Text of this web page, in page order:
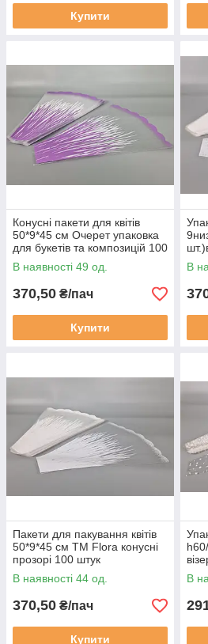
Купити
Конусні пакети для квітів
50*9*45 см Очерет упаковка
для букетів та композицій 100
штук бузковий (2125079483)
В наявності 49 од.
370,50 ₴/пач
Купити
В
Пакети для пакування квітів
50*9*45 см ТМ Flora конусні
прозорі 100 штук
(2125080291)
В наявності 44 од.
370,50 ₴/пач
Купити
В